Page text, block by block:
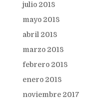
julio 2018
mayo 2018
abril 2018
marzo 2018
febrero 2018
enero 2018
noviembre 2017